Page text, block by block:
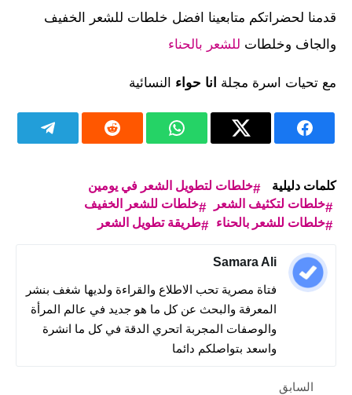
قدمنا لحضراتكم متابعينا افضل خلطات للشعر الخفيف
والجاف وخلطات للشعر بالحناء
مع تحيات اسرة مجلة انا حواء النسائية
كلمات دليلية
خلطات لتطويل الشعر في يومين
خلطات لتكثيف الشعر
خلطات للشعر الخفيف
خلطات للشعر بالحناء
طريقة تطويل الشعر
Samara Ali
فتاة مصرية تحب الاطلاع والقراءة ولديها شغف بنشر
المعرفة والبحث عن كل ما هو جديد في عالم المرأة
والوصفات المجربة اتحري الدقة في كل ما انشرة
واسعد بتواصلكم دائما
السابق